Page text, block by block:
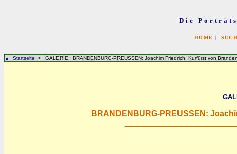
Die
HOME |
Startseite > GALERIE: BRANDENBURG-PREUSSEN: Joachim Friedrich, Kurfürst von
BRANDENBURG-PREUSSEN: